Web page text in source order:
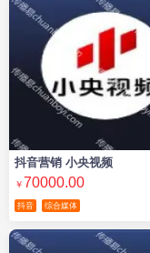
抖音营销 小央视频
￥70000.00
抖音 综合媒体